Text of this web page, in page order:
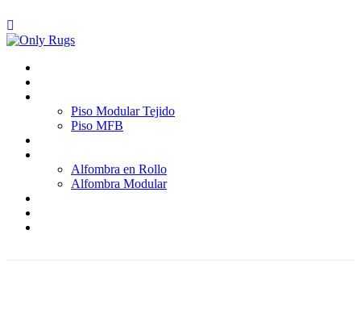
Piso Modular Tejido
Piso MFB
Alfombra en Rollo
Alfombra Modular